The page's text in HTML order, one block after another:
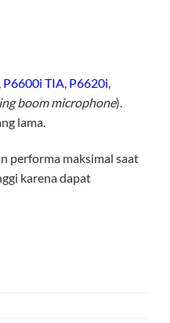
, P6600i TIA, P6620i,
boom microphone).
lama.
performa maksimal saat
karena dapat